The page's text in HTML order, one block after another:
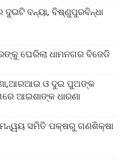
ଦୁଇଟି ବନ୍ୟା, ବିଷ୍ଣୁପୁରବିନ୍ଧା
ଘେରିଲା ଧାମନଗର ବିଜେଡି
ଓ ଦୁଇ ପୁଅଙ୍କ
ଆଇଶାଙ୍କ ଧାରଣା
ସମିତି ପକ୍ଷରୁ ଗଣଶିକ୍ଷା